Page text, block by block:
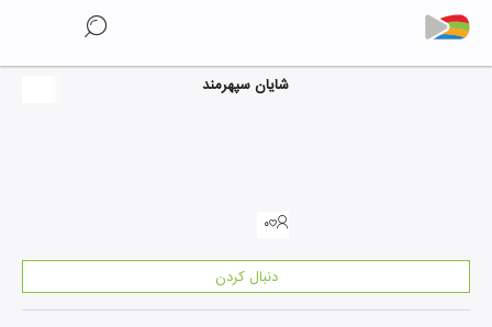
شایان سپهرمند
۰
دنبال کردن